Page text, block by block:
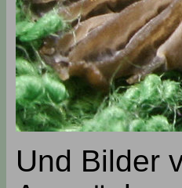
Und Bilder